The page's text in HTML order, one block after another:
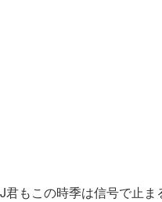
もこの時季は信号で止ま